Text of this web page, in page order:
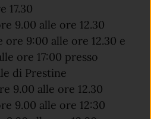
17.30
9.00 alle ore 12.30
ore 9:00 alle ore 12.30 e
ore 17:00 presso
di Prestine
9.00 alle ore 12.30
9.00 alle ore 12:30